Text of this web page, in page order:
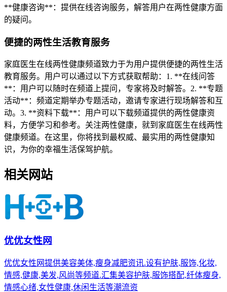
**健康咨询**：提供在线咨询服务，解答用户在两性健康方面
的疑问。
便捷的两性生活教育服务
家庭医生在线两性健康频道致力于为用户提供便捷的两性生活
教育服务。用户可以通过以下方式获取帮助：1. **在线问答
**：用户可以随时在频道上提问，专家将及时解答。2. **专题
活动**：频道定期举办专题活动，邀请专家进行现场解答和互
动。3. **资料下载**：用户可以下载频道提供的两性健康资
料，方便学习和参考。关注两性健康，就到家庭医生在线两性
健康频道。在这里，你将找到最权威、最实用的两性健康知
识，为你的幸福生活保驾护航。
相关网站
优优女性网
优优女性网提供美容美体,瘦身减肥资讯.设有护肤,服饰,化妆,
情感,健康,美发,风尚等频道.汇集美容护肤,服饰搭配,纤体瘦身,
情感心绪,女性健康,休闲生活等潮流资